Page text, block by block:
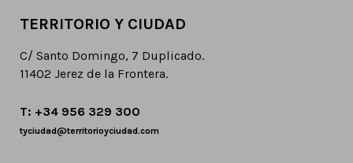
TERRITORIO Y CIUDAD
C/ Santo Domingo, 7 Duplicado.
11402 Jerez de la Frontera.
T: +34 956 329 300
tyciudad@territorioyciudad.com